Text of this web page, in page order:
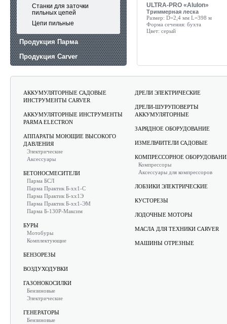
Станки для заточки
пильных цепей
Цепи пильные
Продукция Парма
Продукция Carver
ULTRA-PRO «Alulon»
Триммерная леска
Размер: D=2,4 мм L=398 м
Форма сечения: бухта
Цвет: серый
АККУМУЛЯТОРНЫЕ САДОВЫЕ
ИНСТРУМЕНТЫ CARVER
АККУМУЛЯТОРНЫЕ ИНСТРУМЕНТЫ
PARMA ELECTRON
АППАРАТЫ МОЮЩИЕ ВЫСОКОГО
ДАВЛЕНИЯ
Электрические
Аксессуары
БЕТОНОСМЕСИТЕЛИ
Парма БСЛ
Парма Практик Б-хх1-С
Парма Практик Б-хх1Э
Парма Практик Б-хх1-ЭМ
Парма Б-130Р-Максим
БУРЫ
Мотобуры
Комплектующие
БЕНЗОРЕЗЫ
ВОЗДУХОДУВКИ
ГАЗОНОКОСИЛКИ
Бензиновые
Электрические
ГЕНЕРАТОРЫ
Бензиновые
ДРЕЛИ ЭЛЕКТРИЧЕСКИЕ
ДРЕЛИ-ШУРУПОВЕРТЫ
АККУМУЛЯТОРНЫЕ
ЗАРЯДНОЕ ОБОРУДОВАНИЕ
ИЗМЕЛЬЧИТЕЛИ САДОВЫЕ
КОМПРЕССОРНОЕ
Компрессоры
Аксессуары для компрессоров
ЛОБЗИКИ ЭЛЕКТРИЧЕСКИЕ
КУСТОРЕЗЫ
ЛОДОЧНЫЕ МОТОРЫ
МАСЛА ДЛЯ ТЕХНИКИ CARVER
МАШИНЫ ОТРЕЗНЫЕ